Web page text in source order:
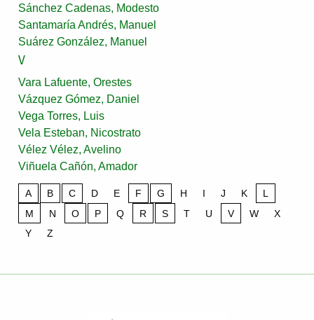
Sánchez Cadenas, Modesto
Santamaría Andrés, Manuel
Suárez González, Manuel
V
Vara Lafuente, Orestes
Vázquez Gómez, Daniel
Vega Torres, Luis
Vela Esteban, Nicostrato
Vélez Vélez, Avelino
Viñuela Cañón, Amador
A B C D E F G H I J K
L
M
N O P Q R S T U V W
X
Y
Z